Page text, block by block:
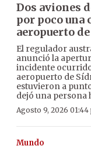
Dos aviones
por poco una
aeropuerto
El regulador
anunció la
incidente
aeropuerto de
estuvieron a
dejó una persona
Agosto 9, 2026 01:44
Mundo